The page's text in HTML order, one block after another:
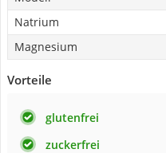
Natrium
Magnesium
Vorteile
glutenfrei
zuckerfrei